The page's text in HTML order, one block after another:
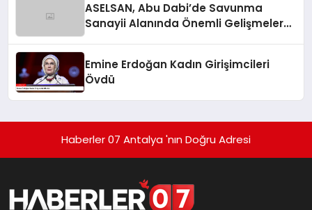
ASELSAN, Abu Dabi’de Savunma
Sanayii Alanında Önemli Gelişmelere
Emine Erdoğan Kadın Girişimcileri
Övdü
Haberler 07 Antalya 'nın Doğru Adresi